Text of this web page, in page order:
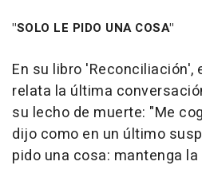
"SOLO LE PIDO UNA COSA"
En su libro 'Reconciliación',
relata la última
su lecho de muerte: "Me
dijo como en un último
pido una cosa: mantenga